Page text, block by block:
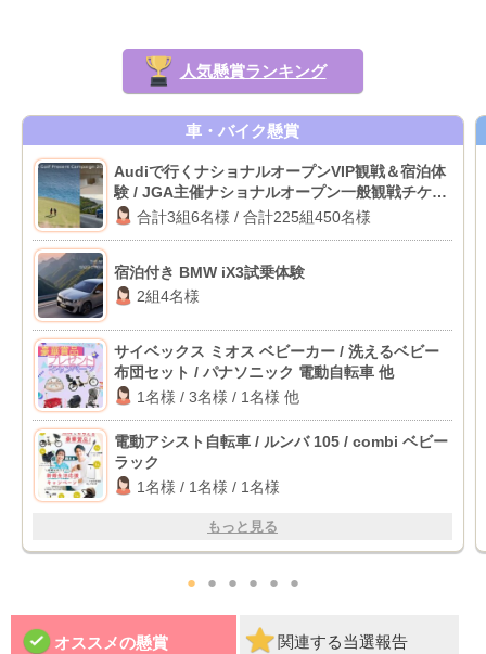
人気懸賞ランキング
車・バイク懸賞
Audiで行くナショナルオープンVIP観戦＆宿泊体
験 / JGA主催ナショナルオープン一般観戦チケッ
ト 合計3組6名様 / 合計225組450名様
宿泊付き BMW iX3試乗体験
2組4名様
サイベックス ミオス ベビーカー / 洗えるベビー
布団セット / パナソニック 電動自転車 他
1名様 / 3名様 / 1名様 他
電動アシスト自転車 / ルンバ 105 / combi ベビー
ラック
1名様 / 1名様 / 1名様
もっと見る
● ● ● ● ● ●
オススメの懸賞 関連する当選報告